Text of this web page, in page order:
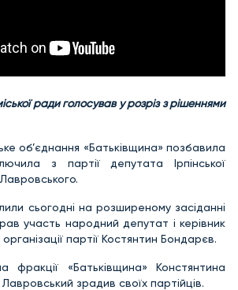
радиголосував у розріз з рішеннями
об’єднання «Батьківщина» позбавила
з партії депутата Ірпінської
сьогодні на розширеному засіданні
участь народний депутат і керівник
партії Костянтин Бондарєв.
«Батьківщина» Констянтина
зрадив своїх партійців.